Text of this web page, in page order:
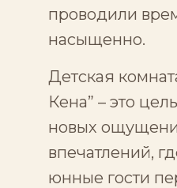
проводили
насыщенно.
Детская
Кена” – это
новых
впечатлений,
юнные гости